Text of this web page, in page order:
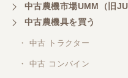
中古農機市場UMM（旧
中古農機具を買う
・ 中古 トラクター
・ 中古 コンバイン